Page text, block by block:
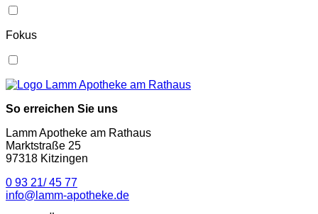
Fokus
So erreichen Sie uns
Lamm Apotheke am Rathaus
Marktstraße 25
97318 Kitzingen
0 93 21/ 45 77
info@lamm-apotheke.de